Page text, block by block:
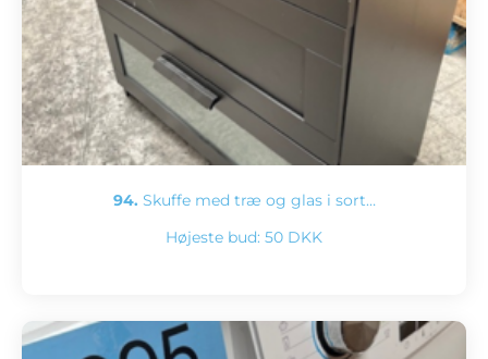
94. Skuffe med træ og glas i sort…
Højeste bud: 50 DKK